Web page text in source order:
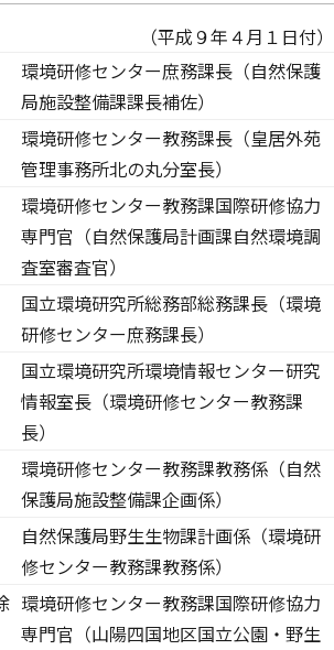
（平成９年４月１日付）
環境研修センター庶務課長（自然保護
局施設整備課課長補佐）
環境研修センター教務課長（皇居外苑
管理事務所北の丸分室長）
環境研修センター教務課国際研修協力
専門官（自然保護局計画課自然環境調
査室審査官）
国立環境研究所総務部総務課長（環境
研修センター庶務課長）
国立環境研究所環境情報センター研究
情報室長（環境研修センター教務課
長）
環境研修センター教務課教務係（自然
保護局施設整備課企画係）
自然保護局野生生物課計画係（環境研
修センター教務課教務係）
環境研修センター教務課国際研修協力
専門官（山陽四国地区国立公園・野生